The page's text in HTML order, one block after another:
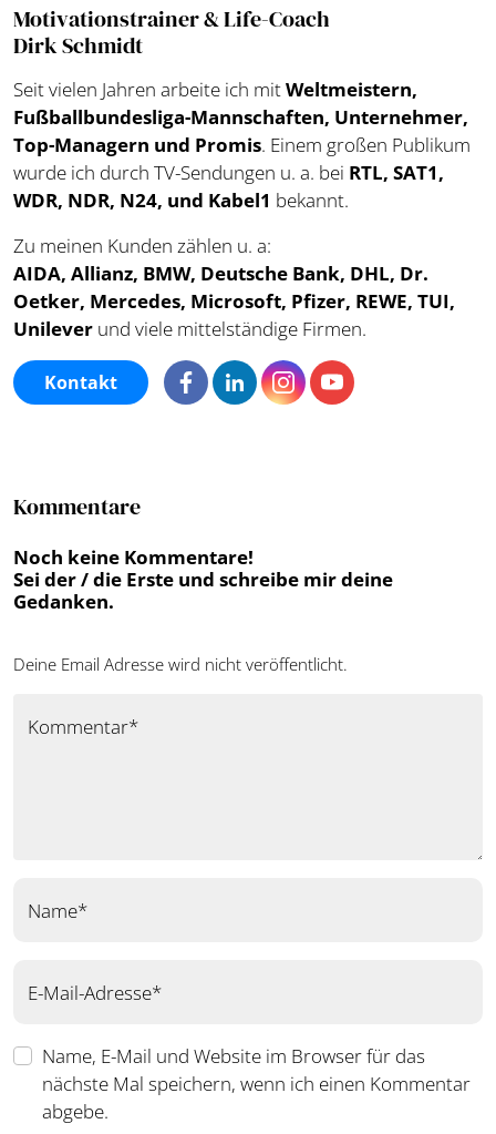
Motivationstrainer & Life-Coach
Dirk Schmidt
Seit vielen Jahren arbeite ich mitWeltmeistern,
Fußballbundesliga-Mannschaften, Unternehmer,
Top-Managern und Promis. Einem großen Publikum
wurde ich durch TV-Sendungen u. a. bei RTL, SAT1,
WDR, NDR, N24, und Kabel1 bekannt.
Zu meinen Kunden zählen u. a:
AIDA, Allianz, BMW, Deutsche Bank, DHL, Dr.
Oetker, Mercedes, Microsoft, Pfizer, REWE, TUI,
Unilever und viele mittelständige Firmen.
Kontakt
Kommentare
Noch keine Kommentare!
Sei der / die Erste und schreibe mir deine
Gedanken.
Deine Email Adresse wird nicht veröffentlicht.
Kommentar*
Name*
E-Mail-Adresse*
Name, E-Mail und Website im Browser für das
nächste Mal speichern, wenn ich einen Kommentar
abgebe.